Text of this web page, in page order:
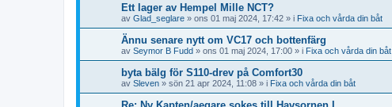
Ett lager av Hempel Mille NCT?
av Glad_seglare » ons 01 maj 2024, 17:42 » i Fixa och vårda din båt
Ännu senare nytt om VC17 och bottenfärg
av Seymor B Fudd » ons 01 maj 2024, 17:00 » i Fixa och vårda din båt
byta bälg för S110-drev på Comfort30
av Sleven » sön 21 apr 2024, 11:08 » i Fixa och vårda din båt